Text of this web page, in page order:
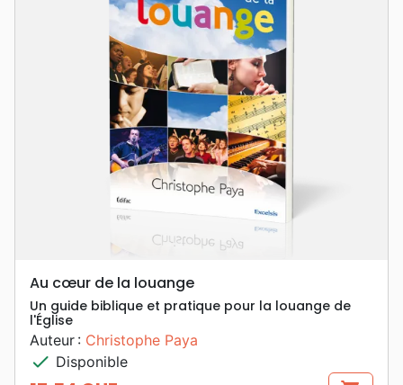
Au cœur de la louange
Un guide biblique et pratique pour la louange de
l'Église
Auteur : Christophe Paya
check Disponible